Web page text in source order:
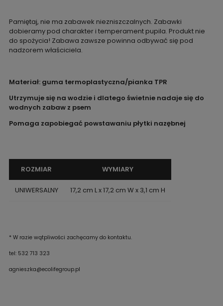
Pamiętaj, nie ma zabawek niezniszczalnych. Zabawki
dobieramy pod charakter i temperament pupila. Produkt nie
do spożycia! Zabawa zawsze powinna odbywać się pod
nadzorem właściciela.
Materiał: guma termoplastyczna/pianka TPR
Utrzymuje się na wodzie i dlatego świetnie nadaje się do
wodnych zabaw z psem
Pomaga zapobiegać powstawaniu płytki nazębnej
ROZMIAR WYMIARY
UNIWERSALNY 17,2 cm L x 17,2 cm W x 3,1 cm H
* W razie wątpliwości zachęcamy do kontaktu.
tel: 532 713 323
agnieszka@ecolifegroup.pl